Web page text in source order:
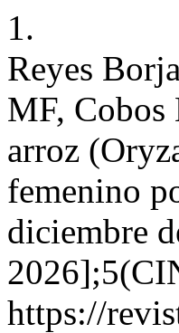
1.
Reyes
MF, Cobos
arroz
femenino
diciembre
https://